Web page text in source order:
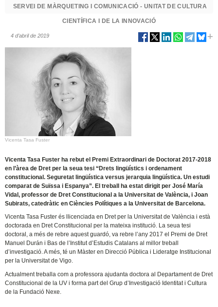
SERVEI DE MÀRQUETING I COMUNICACIÓ - UNITAT DE CULTURA
CIENTÍFICA I DE LA INNOVACIÓ
4 d’abril de 2019
Vicenta Tasa Fuster
Vicenta Tasa Fuster ha rebut el Premi Extraordinari de Doctorat 2017-2018
en l’àrea de Dret per la seua tesi “Drets lingüístics i ordenament
constitucional. Seguretat lingüística versus jerarquia lingüística. Un estudi
comparat de Suïssa i Espanya”. El treball ha estat dirigit per José María
Vidal, professor de Dret Constitucional a la Universitat de València, i Joan
Subirats, catedràtic en Ciències Polítiques a la Universitat de Barcelona.
Vicenta Tasa Fuster és llicenciada en Dret per la Universitat de València i està
doctorada en Dret Constitucional per la mateixa institució. La seua tesi
doctoral, a més de rebre aquest guardó, va rebre l’any 2017 el Premi de Dret
Manuel Durán i Bas de l’Institut d’Estudis Catalans al millor treball
d’investigació. A més, té un Màster en Direcció Pública i Lideratge Institucional
per la Universitat de Vigo.
Actualment treballa com a professora ajudanta doctora al Departament de Dret
Constitucional de la UV i forma part del Grup d’Investigació Identitat i Cultura
de la Fundació Nexe.